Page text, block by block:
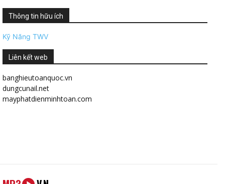
Thông tin hữu ích
Kỹ Năng TWV
Liên kết web
banghieutoanquoc.vn
dungcunail.net
mayphatdienminhtoan.com